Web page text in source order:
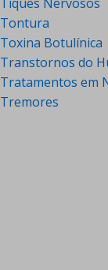
Tontura
Toxina Botulínica
Transtornos do
Tratamentos em
Tremores